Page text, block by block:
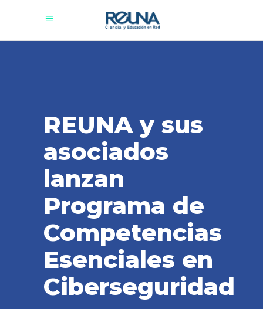
REUNA y sus
asociados
lanzan
Programa de
Competencias
Esenciales en
Ciberseguridad